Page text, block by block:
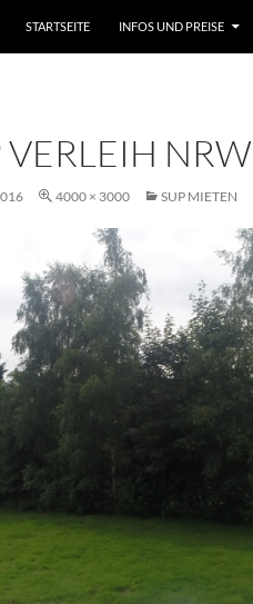
STARTSEITE INFOS UND PREISE
VERLEIH NRW
4000 × 3000 SUP MIETEN